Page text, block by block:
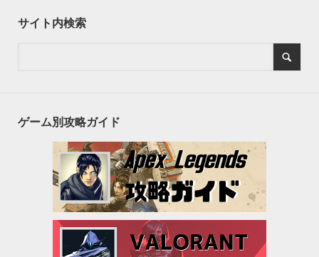
サイト内検索
ゲーム別攻略ガイド